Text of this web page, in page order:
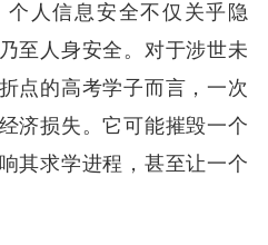
人信息安全不仅关乎隐
至人身安全。对于涉世未
点的高考学子而言，一次
济损失。它可能摧毁一个
其求学进程，甚至让一个